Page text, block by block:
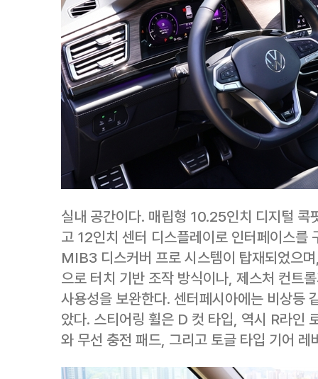
실내 공간이다. 매립형 10.25인치 디지털 콕
고 12인치 센터 디스플레이로 인터페이스를
MIB3 디스커버 프로 시스템이 탑재되었으
으로 터치 기반 조작 방식이나, 제스처 컨트
사용성을 보완한다. 센터페시아에는 비상등
았다. 스티어링 휠은 D 컷 타입, 역시 R라인
와 무선 충전 패드, 그리고 토글 타입 기어 레